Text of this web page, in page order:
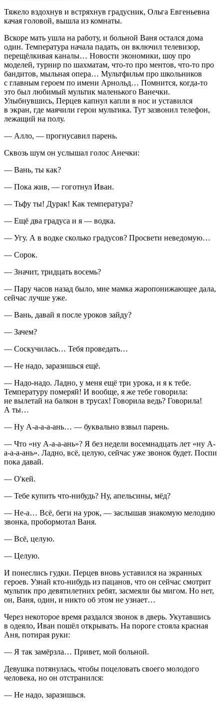
Тяжело вздохнув и встряхнув градусник, Ольга Евгеньевна
качая головой, вышла из комнаты.
Вскоре мать ушла на работу, и больной Ваня остался дома
один. Температура начала падать, он включил телевизор,
перещёлкивая каналы… Новости экономики, шоу про
моделей, турнир по шахматам, что-то про ментов, что-то про
бандитов, мыльная опера… Мультфильм про школьников
с главным героем по имени Арнольд… Помнится, когда-то
это был любимый мультик маленького Ванечки.
Улыбнувшись, Перцев капнул капли в нос и уставился
в экран, где маячили герои мультика. Тут зазвонил телефон,
лежащий на полу.
— Алло, — прогнусавил парень.
Сквозь шум он услышал голос Анечки:
— Вань, ты как?
— Пока жив, — гоготнул Иван.
— Тьфу ты! Дурак! Как температура?
— Ещё два градуса и я — водка.
— Угу. А в водке сколько градусов? Просвети неведомую…
— Сорок.
— Значит, тридцать восемь?
— Пару часов назад было, мне мамка жаропонижающее дала,
сейчас лучше уже.
— Вань, давай я после уроков зайду?
— Зачем?
— Соскучилась… Тебя проведать…
— Не надо, заразишься ещё.
— Надо-надо. Ладно, у меня ещё три урока, и я к тебе.
Температуру померяй! И вообще, я же тебе говорила:
не вылетай на балкон в трусах! Говорила ведь? Говорила!
А ты…
— Ну А-а-а-а-ань… — буквально взвыл парень.
— Что «ну А-а-а-ань»? Я без недели восемнадцать лет «ну А-
а-а-а-ань». Ладно, всё, целую, сейчас уже звонок будет. Поспи
пока давай.
— О'кей.
— Тебе купить что-нибудь? Ну, апельсины, мёд?
— Не-а… Всё, беги на урок, — заслышав знакомую мелодию
звонка, пробормотал Ваня.
— Всё, целую.
— Целую.
И понеслись гудки. Перцев вновь уставился на экранных
героев. Узнай кто-нибудь из пацанов, что он сейчас смотрит
мультик про девятилетних ребят, засмеяли бы мигом. Но нет,
он, Ваня, один, и никто об этом не узнает…
Через некоторое время раздался звонок в дверь. Укутавшись
в одеяло, Иван пошёл открывать. На пороге стояла красная
Аня, потирая руки:
— Я так замёрзла… Привет, мой больной.
Девушка потянулась, чтобы поцеловать своего молодого
человека, но он отстранился:
— Не надо, заразишься.